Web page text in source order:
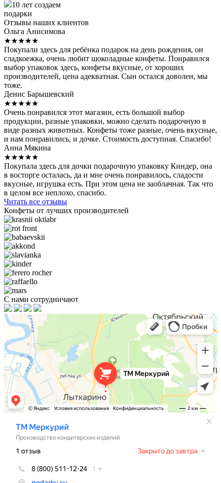
10 лет создаем
подарки
Отзывы наших клиентов
Ольга Анисимова
★★★★★
Покупали здесь для ребёнка подарок на день рождения, он
сладкоежка, очень любит шоколадные конфеты. Понравился
выбор упаковок здесь, конфеты вкусные, от хороших
производителей, цена адекватная. Сын остался доволен, мы
тоже.
Денис Барышевский
★★★★★
Очень понравился этот магазин, есть большой выбор
продукции, разные упаковки, можно сделать подарочную в
виде разных животных. Конфеты тоже разные, очень вкусные,
и нам понравились, и дочке. Стоимость доступная. Спасибо!
Анна Мякина
★★★★★
Покупала здесь для дочки подарочную упаковку Киндер, она
в восторге осталась, да и мне очень понравилось, сладости
вкусные, игрушка есть. При этом цена не заоблачная. Так что
в целом все неплохо, спасибо.
Читать все отзывы
Конфеты от лучших производителей
С нами сотрудничают